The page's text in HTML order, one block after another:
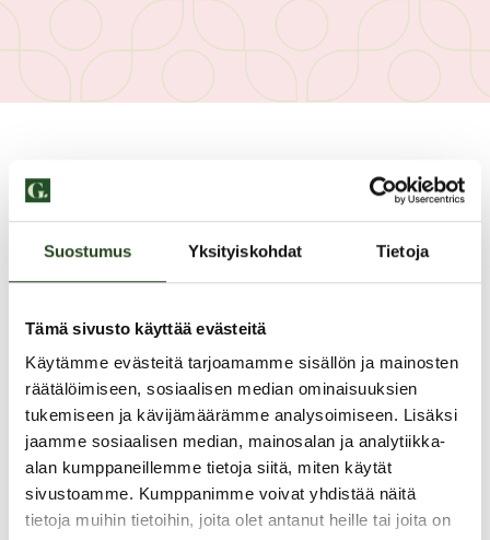
Suostumus Yksityiskohdat Tietoja
Tämä sivusto käyttää evästeitä
Käytämme evästeitä tarjoamamme sisällön ja mainosten
räätälöimiseen, sosiaalisen median ominaisuuksien
tukemiseen ja kävijämäärämme analysoimiseen. Lisäksi
jaamme sosiaalisen median, mainosalan ja analytiikka-
alan kumppaneillemme tietoja siitä, miten käytät
sivustoamme. Kumppanimme voivat yhdistää näitä
tietoja muihin tietoihin, joita olet antanut heille tai joita on
14.10.2024